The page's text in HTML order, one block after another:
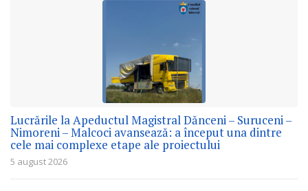
Lucrările la Apeductul Magistral Dănceni – Suruceni –
Nimoreni – Malcoci avansează: a început una dintre
cele mai complexe etape ale proiectului
5 august 2026